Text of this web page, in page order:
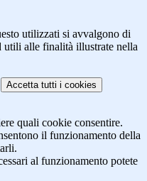
utilizzati si avvalgono di
utili alle finalità illustrate nella
Accetta tutti i cookies
quali cookie consentire.
il funzionamento della
al funzionamento potete